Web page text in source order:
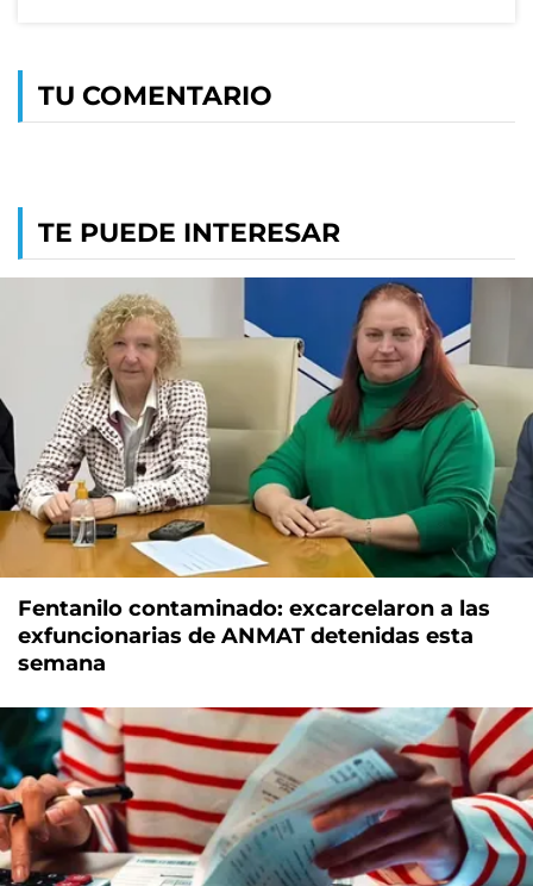
TU COMENTARIO
TE PUEDE INTERESAR
Fentanilo contaminado: excarcelaron a las
exfuncionarias de ANMAT detenidas esta
semana